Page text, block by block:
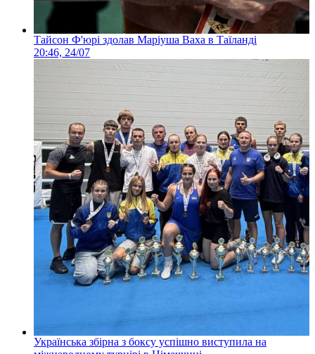
Тайсон Ф'юрі здолав Маріуша Ваха в Таїланді
20:46, 24/07
Українська збірна з боксу успішно виступила на